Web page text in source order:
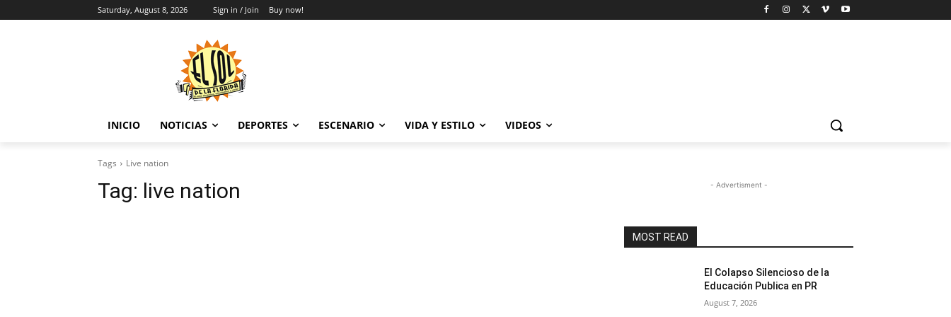
Saturday, August 8, 2026 Sign in / Join Buy now!
INICIO NOTICIAS DEPORTES ESCENARIO VIDA Y ESTILO VIDEOS
Tags Live nation
Tag: live nation - Advertisment -
MOST READ
El Colapso Silencioso de la
Educación Publica en PR
August 7, 2026